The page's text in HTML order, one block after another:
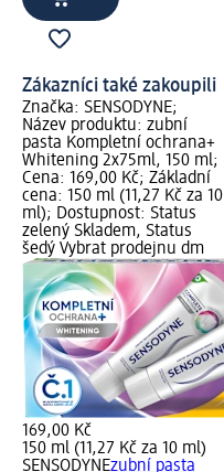
Zákazníci také zakoupili
Značka: SENSODYNE;
Název produktu: zubní
pasta Kompletní ochrana+
Whitening 2x75ml, 150 ml;
Cena: 169,00 Kč; Základní
cena: 150 ml (11,27 Kč za 10
ml); Dostupnost: Status
zelený Skladem, Status
šedý Vybrat prodejnu dm
169,00 Kč
150 ml (11,27 Kč za 10 ml)
SENSODYNEzubní pasta